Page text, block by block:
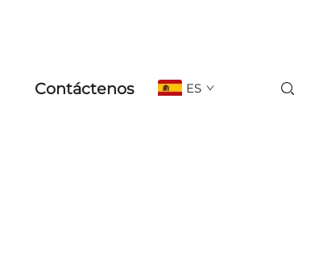
Contáctenos ES